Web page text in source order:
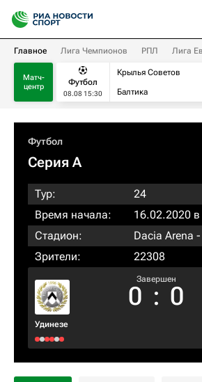
Главное Лига Чемпионов РПЛ Лига
Матч-
центр
Футбол
08.08 15:30
Крылья Советов
Балтика
Футбол
Серия А
Тур:
24
Время начала:
16.02.2020
Стадион:
Dacia Arena
Зрители:
22308
Удинезе
Завершен
0 : 0